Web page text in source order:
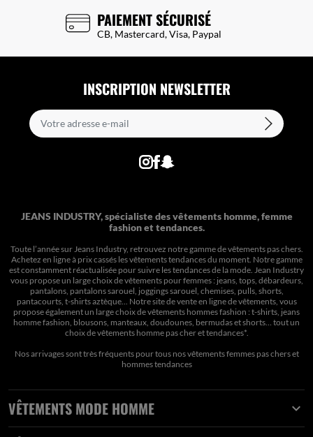
PAIEMENT SÉCURISÉ
CB, Mastercard, Visa, Paypal
INSCRIPTION NEWSLETTER
JEANS INDUSTRY, spécialiste des vêtements homme, femme
fashion et tendances.
Toute l’année sur Jeans Industry, retrouvez notre gamme de vêtements pas chers.
Achetez en ligne à prix cassés les vêtements tendances du moment. Notre gamme
est constamment réactualisée pour suivre les tendances de la mode. Jean Industry
vous propose un large choix de vêtements pour femmes : jeans, tops, débardeurs,
pantalons, pantalons sarouel, joggings sarouel, chemises, pulls, shorts,
pantacourts, t-shirts aztèque... Notre site de vente en ligne de vêtements, vous
propose également un large choix de vêtements hommes fashion : t-shirts, jeans
homme fashion, blousons, manteaux, doudounes, bermudas et shorts… tout un
choix devêtements homme pas cher et tendances*.
Nos arrivages sont très fréquents pour tous nosvêtements femmes pas cherset
hommes tendances
VÊTEMENTS MODE HOMME 